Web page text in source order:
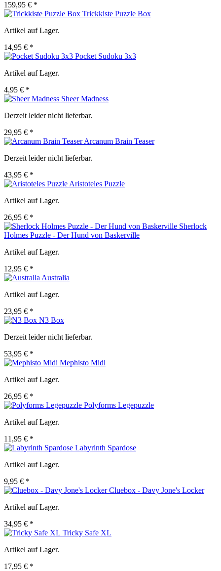
159,95 € *
Trickkiste Puzzle Box
Artikel auf Lager.
14,95 € *
Pocket Sudoku 3x3
Artikel auf Lager.
4,95 € *
Sheer Madness
Derzeit leider nicht lieferbar.
29,95 € *
Arcanum Brain Teaser
Derzeit leider nicht lieferbar.
43,95 € *
Aristoteles Puzzle
Artikel auf Lager.
26,95 € *
Sherlock
Holmes Puzzle - Der Hund von Baskerville
Artikel auf Lager.
12,95 € *
Australia
Artikel auf Lager.
23,95 € *
N3 Box
Derzeit leider nicht lieferbar.
53,95 € *
Mephisto Midi
Artikel auf Lager.
26,95 € *
Polyforms Legepuzzle
Artikel auf Lager.
11,95 € *
Labyrinth Spardose
Artikel auf Lager.
9,95 € *
Cluebox - Davy Jone's Locker
Artikel auf Lager.
34,95 € *
Tricky Safe XL
Artikel auf Lager.
17,95 € *